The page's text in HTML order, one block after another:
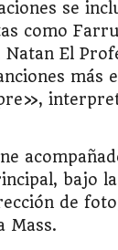
se
como
Natan El
más
bajo
de
Mass.